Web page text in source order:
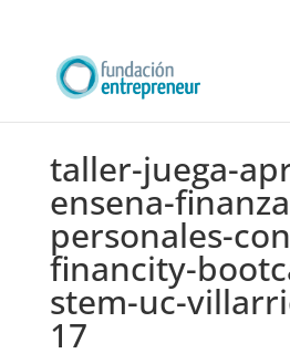
taller-juega-
ensena-
personales-
financity-
stem-uc-
17